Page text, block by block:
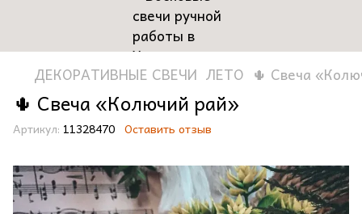
ДЕКОРАТИВНЫЕ СВЕЧИ ЛЕТО 🌵 Свеча
🌵 Свеча «Колючий рай»
Артикул: 11328470 Оставить отзыв